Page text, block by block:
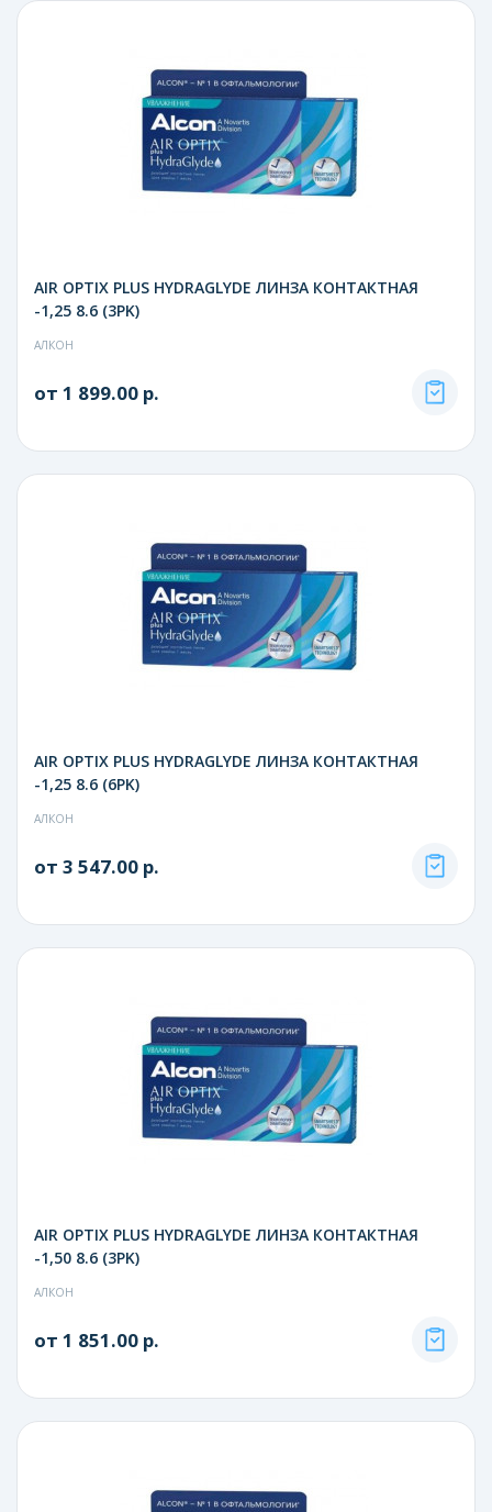
AIR OPTIX PLUS HYDRAGLYDE ЛИНЗА КОНТАКТНАЯ
-1,25 8.6 (3PK)
АЛКОН
от 1 899.00 р.
AIR OPTIX PLUS HYDRAGLYDE ЛИНЗА КОНТАКТНАЯ
-1,25 8.6 (6PK)
АЛКОН
от 3 547.00 р.
AIR OPTIX PLUS HYDRAGLYDE ЛИНЗА КОНТАКТНАЯ
-1,50 8.6 (3PK)
АЛКОН
от 1 851.00 р.